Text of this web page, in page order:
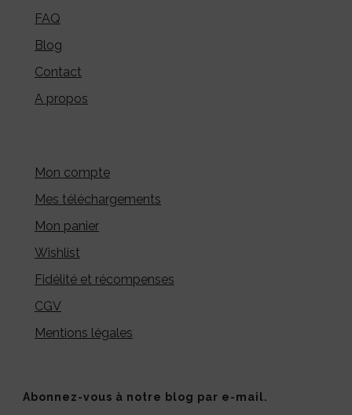
FAQ
Blog
Contact
A propos
Mon compte
Mes téléchargements
Mon panier
Wishlist
Fidélité et récompenses
CGV
Mentions légales
Abonnez-vous à notre blog par e-mail.